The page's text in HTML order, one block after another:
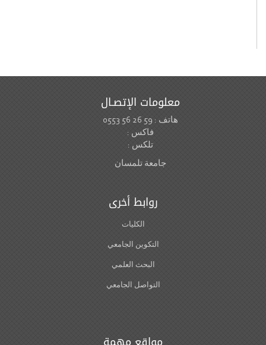
معلومات الإتصـال
هاتف : 59 26 56 0553
فاكس :
تلكس :
جامعة تلمسان
روابط أخرى
الكليات
التكوين الجامعي
البحث العلمي
التواصل الجامعي